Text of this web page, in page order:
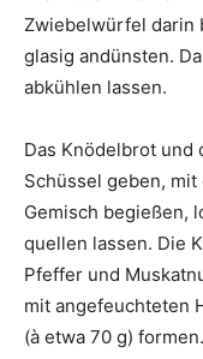
Zwiebelwürfel darin
glasig andünsten.
abkühlen lassen.
Das Knödelbrot und
Schüssel geben,
Gemisch begießen,
quellen lassen. Die
Pfeffer und
mit angefeuchteten
(à etwa 70 g) formen.